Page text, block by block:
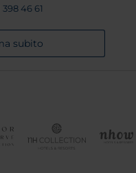
398 46 61
subito